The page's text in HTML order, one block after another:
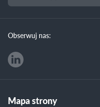
Obserwuj nas:
Mapa strony